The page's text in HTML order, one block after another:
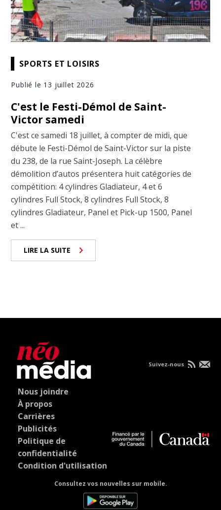
SPORTS ET LOISIRS
Publié le 13 juillet 2026
C'est le Festi-Démol de Saint-
Victor samedi
C'est ce samedi 18 juillet, à compter de midi, que
débute le Festi-Démol de Saint-Victor sur la piste
du 238, de la rue Saint-Joseph. La célèbre
démolition d’autos présentera huit catégories de
compétition: 4 cylindres Gladiateur⁣, 4 et 6
cylindres Full Stock⁣, 8 cylindres Full Stock, 8
cylindres Gladiateur⁣, Panel et Pick-up 1500, Panel
et ...
LIRE LA SUITE
Nous joindre
À propos
Carrières
Publicités
Politique de
confidentialité
Condition d'utilisation
Consultez vos nouvelles sur mobile.
Suivez-nous